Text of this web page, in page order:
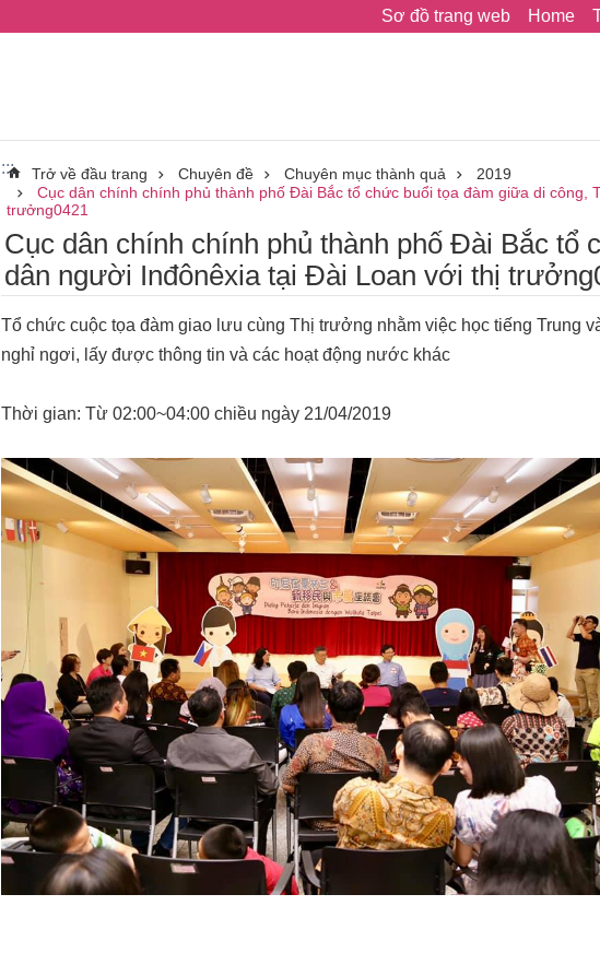
Sơ đồ trang web Home
::: Trở về đầu trang Chuyên đề Chuyên mục thành quả
2019
Cục dân chính chính phủ thành phố Đài Bắc tổ chức buổi tọa đàm giữa di công,
trưởng0421
Cục dân chính chính phủ thành phố Đài Bắc tổ
dân người Inđônêxia tại Đài Loan với thị
Tổ chức cuộc tọa đàm giao lưu cùng Thị trưởng nhằm việc học tiếng Trung
nghỉ ngơi, lấy được thông tin và các hoạt động nước khác
Thời gian: Từ 02:00~04:00 chiều ngày 21/04/2019